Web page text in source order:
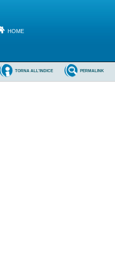
HOME
PERMALINK
TORNA ALL'INDICE